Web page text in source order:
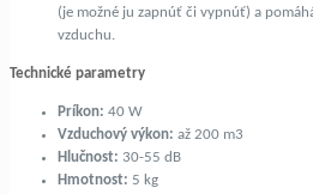
(je možné ju zapnúť či vypnúť) a
vzduchu.
Technické parametry
Príkon: 40 W
Vzduchový výkon: až 200 m3
Hlučnost: 30-55 dB
Hmotnost: 5 kg